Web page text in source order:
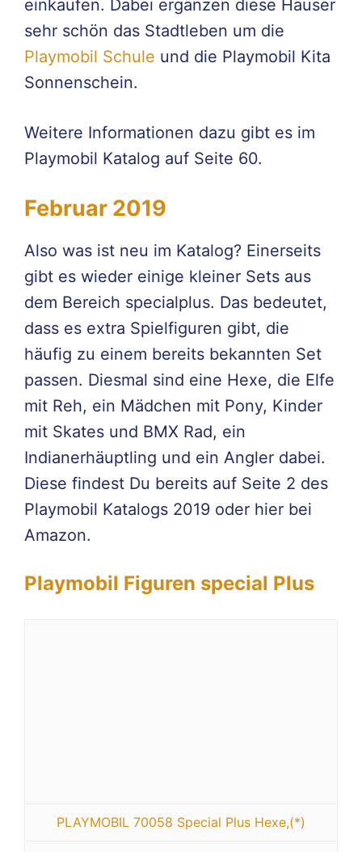
einkaufen. Dabei ergänzen diese Häuser
sehr schön das Stadtleben um die
Playmobil Schule und die Playmobil Kita
Sonnenschein.
Weitere Informationen dazu gibt es im
Playmobil Katalog auf Seite 60.
Februar 2019
Also was ist neu im Katalog? Einerseits
gibt es wieder einige kleiner Sets aus
dem Bereich specialplus. Das bedeutet,
dass es extra Spielfiguren gibt, die
häufig zu einem bereits bekannten Set
passen. Diesmal sind eine Hexe, die Elfe
mit Reh, ein Mädchen mit Pony, Kinder
mit Skates und BMX Rad, ein
Indianerhäuptling und ein Angler dabei.
Diese findest Du bereits auf Seite 2 des
Playmobil Katalogs 2019 oder hier bei
Amazon.
Playmobil Figuren special Plus
PLAYMOBIL 70058 Special Plus Hexe,(*)